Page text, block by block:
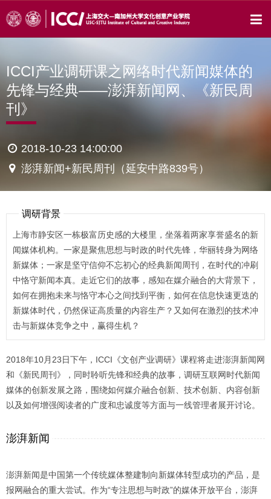
ICCI产业调研课之网络时代新闻媒体的
先锋与经典——澎湃新闻网、《新民周
刊》
2018-10-23 14:00:00
澎湃新闻+新民周刊（延安中路839号）
调研背景
上海市静安区一栋极富历史感的大楼里，坐落着两家享誉盛名的新
闻媒体机构。一家是聚焦思想与时政的时代先锋，华丽转身为网络
新媒体；一家是坚守信仰不忘初心的经典新闻周刊，在时代的冲刷
中恪守新闻本真。走近它们的故事，感知在媒介融合的大背景下，
如何在拥抱未来与恪守本心之间找到平衡，如何在信息快速更迭的
新媒体时代，仍然保证高质量的内容生产？又如何在激烈的技术冲
击与新媒体竞争之中，赢得生机？
2018年10月23日下午，ICCI《文创产业调研》课程将走进澎湃新闻网
和《新民周刊》，同时聆听先锋和经典的故事，调研互联网时代新闻
媒体的创新发展之路，围绕如何媒介融合创新、技术创新、内容创新
以及如何增强阅读者的广度和忠诚度等方面与一线管理者展开讨论。
澎湃新闻
澎湃新闻是中国第一个传统媒体整建制向新媒体转型成功的产品，是
报网融合的重大尝试。作为“专注思想与时政”的媒体开放平台，澎湃